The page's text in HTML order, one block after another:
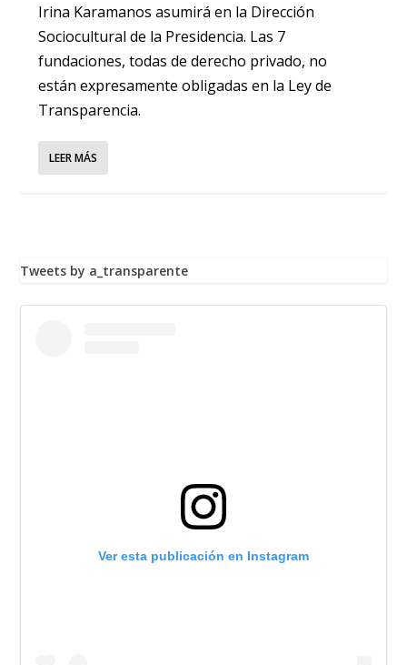
Irina Karamanos asumirá en la Dirección
Sociocultural de la Presidencia. Las 7
fundaciones, todas de derecho privado, no
están expresamente obligadas en la Ley de
Transparencia.
LEER MÁS
Tweets by a_transparente
Ver esta publicación en Instagram